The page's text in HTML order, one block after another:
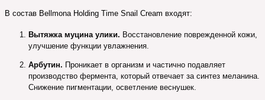
В состав Bellmona Holding Time Snail Cream входят:
Вытяжка муцина улики. Восстановление поврежденной кожи,
улучшение функции увлажнения.
Арбутин. Проникает в организм и частично подавляет
производство фермента, который отвечает за синтез меланина.
Снижение пигментации, осветление веснушек.